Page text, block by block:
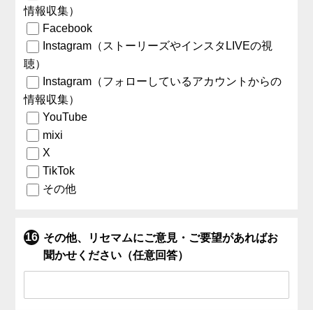
情報収集）
Facebook
Instagram（ストーリーズやインスタLIVEの視
聴）
Instagram（フォローしているアカウントからの
情報収集）
YouTube
mixi
X
TikTok
その他
その他、リセマムにご意見・ご要望があればお
聞かせください（任意回答）